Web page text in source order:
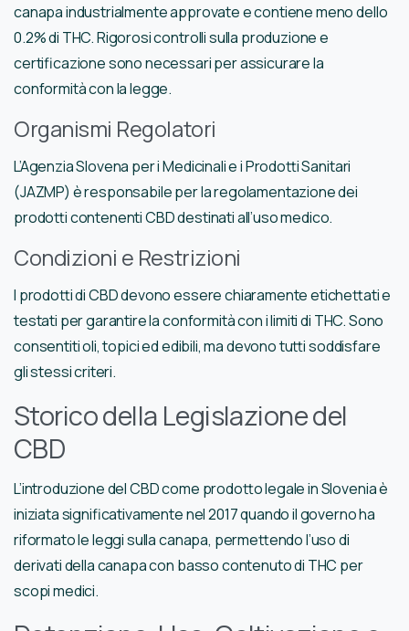
canapa industrialmente approvate e contiene meno dello
0.2% di THC. Rigorosi controlli sulla produzione e
certificazione sono necessari per assicurare la
conformità con la legge.
Organismi Regolatori
L’Agenzia Slovena per i Medicinali e i Prodotti Sanitari
(JAZMP) è responsabile per la regolamentazione dei
prodotti contenenti CBD destinati all’uso medico.
Condizioni e Restrizioni
I prodotti di CBD devono essere chiaramente etichettati e
testati per garantire la conformità con i limiti di THC. Sono
consentiti oli, topici ed edibili, ma devono tutti soddisfare
gli stessi criteri.
Storico della Legislazione del
CBD
L’introduzione del CBD come prodotto legale in Slovenia è
iniziata significativamente nel 2017 quando il governo ha
riformato le leggi sulla canapa, permettendo l’uso di
derivati della canapa con basso contenuto di THC per
scopi medici.